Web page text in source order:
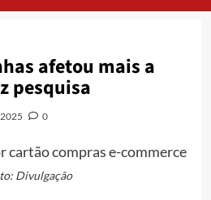
afetou mais a
pesquisa
0
Divulgação